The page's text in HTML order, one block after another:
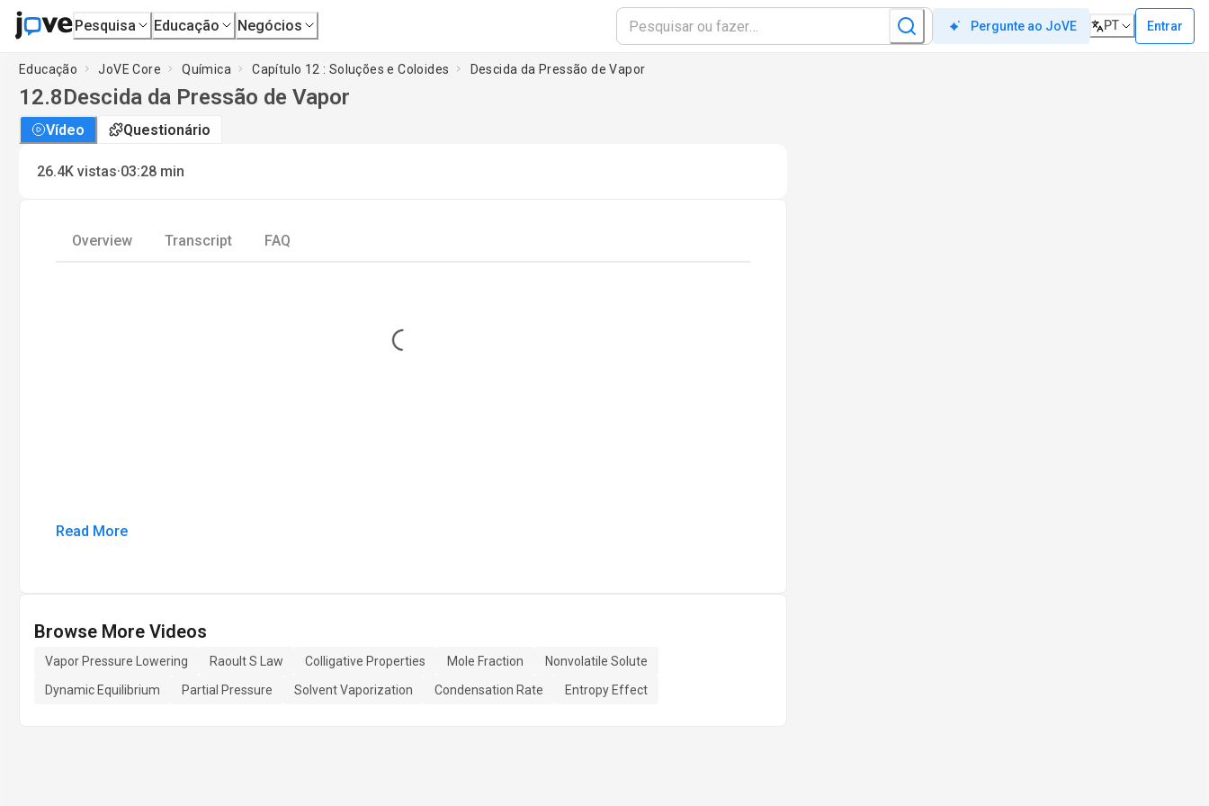
Pesquisa Educação Negócios Pergunte ao JoVE PT Entrar
Educação JoVE Core Química Capítulo 12 : Soluções e Coloides Descida da Pressão de Vapor
12.8Descida da Pressão de Vapor
Vídeo Questionário
26.4K vistas·03:28 min
Overview Transcript FAQ
Loading...
Read More
Browse More Videos
Vapor Pressure Lowering Raoult S Law Colligative Properties Mole Fraction
Nonvolatile Solute
Dynamic Equilibrium
Partial Pressure Solvent Vaporization Condensation Rate Entropy Effect